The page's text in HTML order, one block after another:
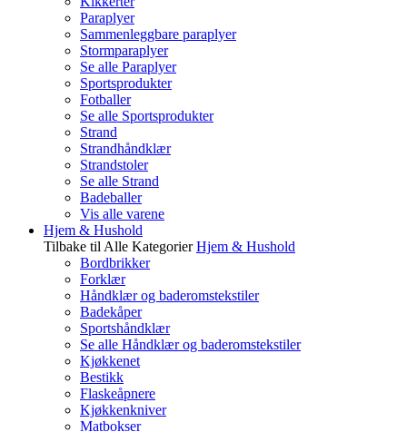
Paraplyer
Sammenleggbare paraplyer
Stormparaplyer
Se alle Paraplyer
Sportsprodukter
Fotballer
Se alle Sportsprodukter
Strand
Strandhåndklær
Strandstoler
Se alle Strand
Badeballer
Vis alle varene
Hjem & Hushold
Tilbake til Alle Kategorier Hjem & Hushold
Bordbrikker
Forklær
Håndklær og baderomstekstiler
Badekåper
Sportshåndklær
Se alle Håndklær og baderomstekstiler
Kjøkkenet
Bestikk
Flaskeåpnere
Kjøkkenkniver
Matbokser